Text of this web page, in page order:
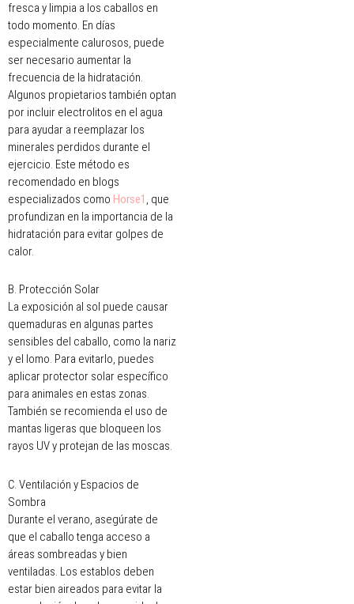
fresca y limpia a los caballos en
todo momento. En días
especialmente calurosos, puede
ser necesario aumentar la
frecuencia de la hidratación.
Algunos propietarios también optan
por incluir electrolitos en el agua
para ayudar a reemplazar los
minerales perdidos durante el
ejercicio. Este método es
recomendado en blogs
especializados como Horse1 , que
profundizan en la importancia de la
hidratación para evitar golpes de
calor.
B. Protección Solar
La exposición al sol puede causar
quemaduras en algunas partes
sensibles del caballo, como la nariz
y el lomo. Para evitarlo, puedes
aplicar protector solar específico
para animales en estas zonas.
También se recomienda el uso de
mantas ligeras que bloqueen los
rayos UV y protejan de las moscas.
C. Ventilación y Espacios de
Sombra
Durante el verano, asegúrate de
que el caballo tenga acceso a
áreas sombreadas y bien
ventiladas. Los establos deben
estar bien aireados para evitar la